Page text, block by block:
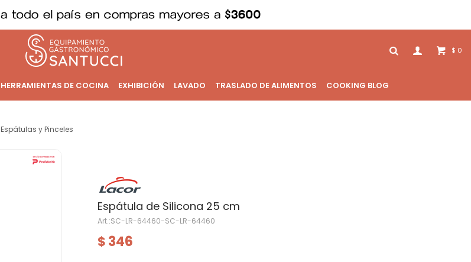
HERRAMIENTAS DE COCINA EXHIBICIÓN LAVADO TRASLADO DE ALIMENTOS COOKING BLOG
$ 0
Espátulas y Pinceles
Espátula de Silicona 25 cm
SC-LR-64460-SC-LR-64460
$ 346